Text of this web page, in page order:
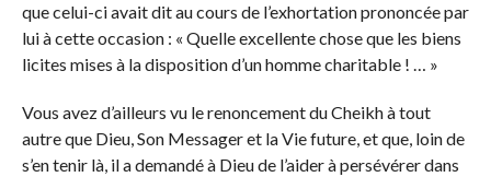
que celui-ci avait dit au cours de l’exhortation prononcée par
lui à cette occasion : « Quelle excellente chose que les biens
licites mises à la disposition d’un homme charitable ! … »
Vous avez d’ailleurs vu le renoncement du Cheikh à tout
autre que Dieu, Son Messager et la Vie future, et que, loin de
s’en tenir là, il a demandé à Dieu de l’aider à persévérer dans